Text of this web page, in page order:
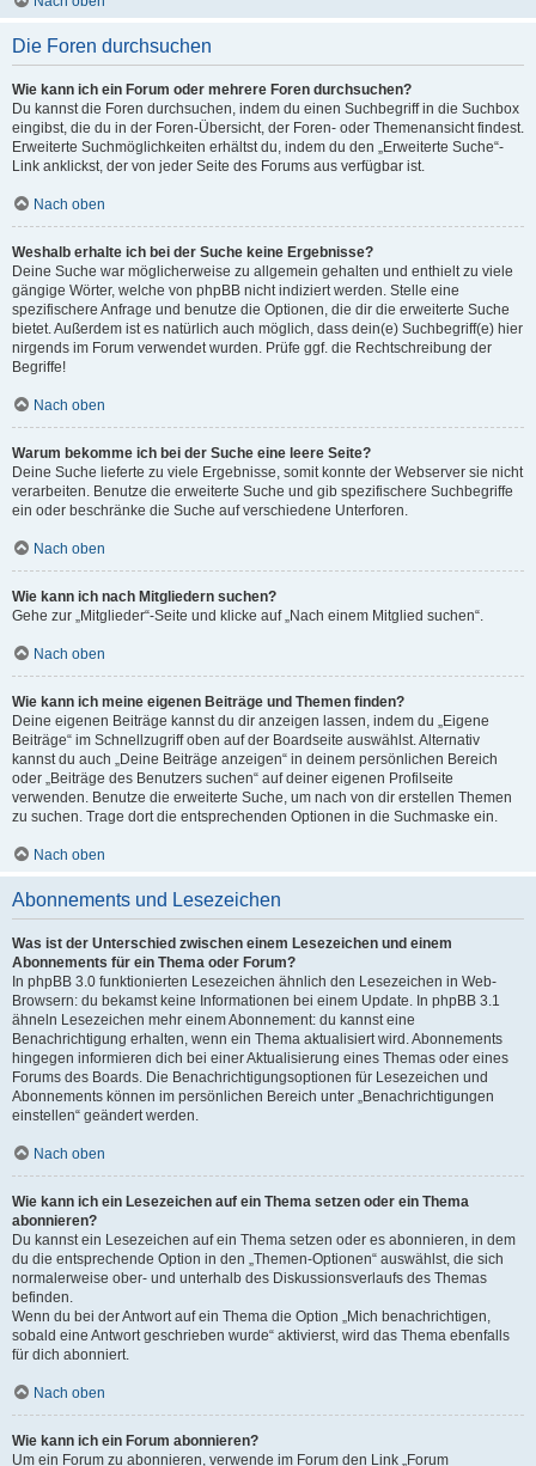
Die Foren durchsuchen
Wie kann ich ein Forum oder mehrere Foren durchsuchen?
Du kannst die Foren durchsuchen, indem du einen Suchbegriff in die Suchbox
eingibst, die du in der Foren-Übersicht, der Foren- oder Themenansicht findest.
Erweiterte Suchmöglichkeiten erhältst du, indem du den „Erweiterte Suche“-
Link anklickst, der von jeder Seite des Forums aus verfügbar ist.
Nach oben
Weshalb erhalte ich bei der Suche keine Ergebnisse?
Deine Suche war möglicherweise zu allgemein gehalten und enthielt zu viele
gängige Wörter, welche von phpBB nicht indiziert werden. Stelle eine
spezifischere Anfrage und benutze die Optionen, die dir die erweiterte Suche
bietet. Außerdem ist es natürlich auch möglich, dass dein(e) Suchbegriff(e) hier
nirgends im Forum verwendet wurden. Prüfe ggf. die Rechtschreibung der
Begriffe!
Nach oben
Warum bekomme ich bei der Suche eine leere Seite?
Deine Suche lieferte zu viele Ergebnisse, somit konnte der Webserver sie nicht
verarbeiten. Benutze die erweiterte Suche und gib spezifischere Suchbegriffe
ein oder beschränke die Suche auf verschiedene Unterforen.
Nach oben
Wie kann ich nach Mitgliedern suchen?
Gehe zur „Mitglieder“-Seite und klicke auf „Nach einem Mitglied suchen“.
Nach oben
Wie kann ich meine eigenen Beiträge und Themen finden?
Deine eigenen Beiträge kannst du dir anzeigen lassen, indem du „Eigene
Beiträge“ im Schnellzugriff oben auf der Boardseite auswählst. Alternativ
kannst du auch „Deine Beiträge anzeigen“ in deinem persönlichen Bereich
oder „Beiträge des Benutzers suchen“ auf deiner eigenen Profilseite
verwenden. Benutze die erweiterte Suche, um nach von dir erstellen Themen
zu suchen. Trage dort die entsprechenden Optionen in die Suchmaske ein.
Nach oben
Abonnements und Lesezeichen
Was ist der Unterschied zwischen einem Lesezeichen und einem
Abonnements für ein Thema oder Forum?
In phpBB 3.0 funktionierten Lesezeichen ähnlich den Lesezeichen in Web-
Browsern: du bekamst keine Informationen bei einem Update. In phpBB 3.1
ähneln Lesezeichen mehr einem Abonnement: du kannst eine
Benachrichtigung erhalten, wenn ein Thema aktualisiert wird. Abonnements
hingegen informieren dich bei einer Aktualisierung eines Themas oder eines
Forums des Boards. Die Benachrichtigungsoptionen für Lesezeichen und
Abonnements können im persönlichen Bereich unter „Benachrichtigungen
einstellen“ geändert werden.
Nach oben
Wie kann ich ein Lesezeichen auf ein Thema setzen oder ein Thema
abonnieren?
Du kannst ein Lesezeichen auf ein Thema setzen oder es abonnieren, in dem
du die entsprechende Option in den „Themen-Optionen“ auswählst, die sich
normalerweise ober- und unterhalb des Diskussionsverlaufs des Themas
befinden.
Wenn du bei der Antwort auf ein Thema die Option „Mich benachrichtigen,
sobald eine Antwort geschrieben wurde“ aktivierst, wird das Thema ebenfalls
für dich abonniert.
Nach oben
Wie kann ich ein Forum abonnieren?
Um ein Forum zu abonnieren, verwende im Forum den Link „Forum